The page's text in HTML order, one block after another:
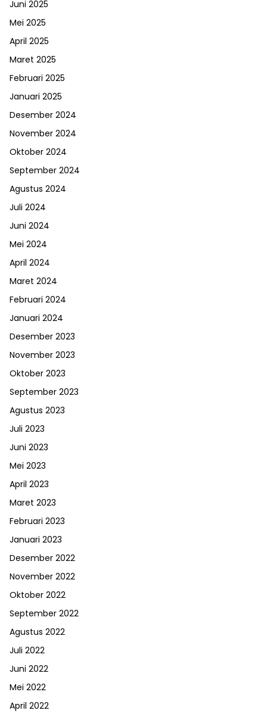
Juni 2025
Mei 2025
April 2025
Maret 2025
Februari 2025
Januari 2025
Desember 2024
November 2024
Oktober 2024
September 2024
Agustus 2024
Juli 2024
Juni 2024
Mei 2024
April 2024
Maret 2024
Februari 2024
Januari 2024
Desember 2023
November 2023
Oktober 2023
September 2023
Agustus 2023
Juli 2023
Juni 2023
Mei 2023
April 2023
Maret 2023
Februari 2023
Januari 2023
Desember 2022
November 2022
Oktober 2022
September 2022
Agustus 2022
Juli 2022
Juni 2022
Mei 2022
April 2022